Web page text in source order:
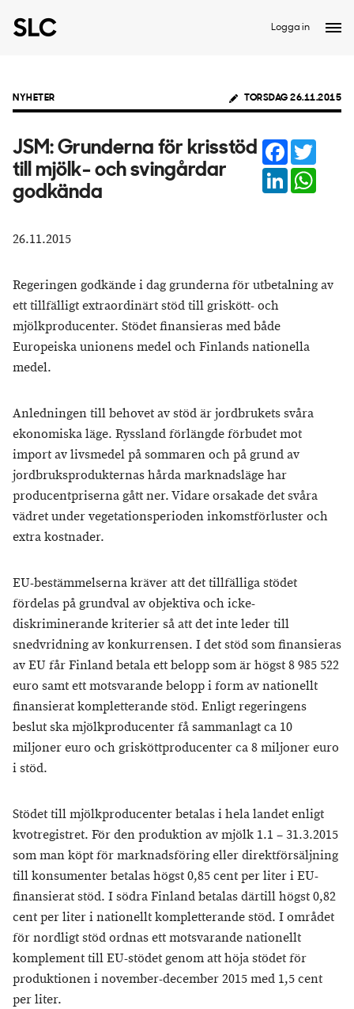
Logga in
NYHETER TORSDAG 26.11.2015
JSM: ​Grunderna för krisstöd
till mjölk- och svingårdar
godkända
Facebook
LinkedIn
26.11.2015
Regeringen godkände i dag grunderna för utbetalning av
ett tillfälligt extraordinärt stöd till griskött- och
mjölkproducenter. Stödet finansieras med både
Europeiska unionens medel och Finlands nationella
medel.
Anledningen till behovet av stöd är jordbrukets svåra
ekonomiska läge. Ryssland förlängde förbudet mot
import av livsmedel på sommaren och på grund av
jordbruksprodukternas hårda marknadsläge har
producentpriserna gått ner. Vidare orsakade det svåra
vädret under vegetationsperioden inkomstförluster och
extra kostnader.
EU-bestämmelserna kräver att det tillfälliga stödet
fördelas på grundval av objektiva och icke-
diskriminerande kriterier så att det inte leder till
snedvridning av konkurrensen. I det stöd som finansieras
av EU får Finland betala ett belopp som är högst 8 985 522
euro samt ett motsvarande belopp i form av nationellt
finansierat kompletterande stöd. Enligt regeringens
beslut ska mjölkproducenter få sammanlagt ca 10
miljoner euro och grisköttproducenter ca 8 miljoner euro
i stöd.
Stödet till mjölkproducenter betalas i hela landet enligt
kvotregistret. För den produktion av mjölk 1.1 – 31.3.2015
som man köpt för marknadsföring eller direktförsäljning
till konsumenter betalas högst 0,85 cent per liter i EU-
finansierat stöd. I södra Finland betalas därtill högst 0,82
cent per liter i nationellt kompletterande stöd. I området
för nordligt stöd ordnas ett motsvarande nationellt
komplement till EU-stödet genom att höja stödet för
produktionen i november-december 2015 med 1,5 cent
per liter.